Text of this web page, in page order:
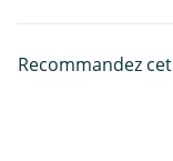
Recommandez